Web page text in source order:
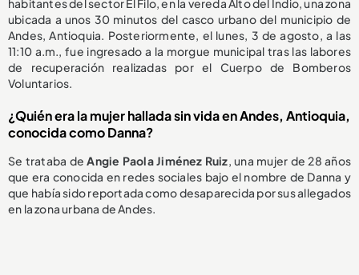
habitantes del sector El Filo, en la vereda Alto del Indio, una zona
ubicada a unos 30 minutos del casco urbano del municipio de
Andes, Antioquia. Posteriormente, el lunes, 3 de agosto, a las
11:10 a.m., fue ingresado a la morgue municipal tras las labores
de recuperación realizadas por el Cuerpo de Bomberos
Voluntarios.
¿Quién era la mujer hallada sin vida en Andes, Antioquia,
conocida como Danna?
Se trataba deAngie Paola Jiménez Ruiz, una mujer de 28 años
que era conocida en redes sociales bajo el nombre de Danna y
que había sido reportada como desaparecida por sus allegados
en la zona urbana de Andes.